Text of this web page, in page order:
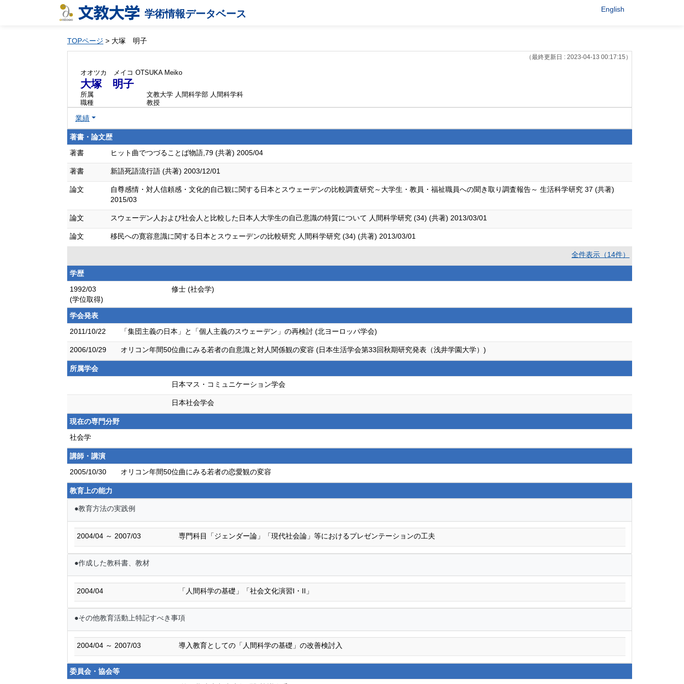
学術情報データベース English
TOPページ > 大塚 明子
（最終更新日 : 2023-04-13 00:17:15）
オオツカ メイコ OTSUKA Meiko
大塚 明子
所属
文教大学 人間科学部 人間科学科
職種
教授
業績
著書・論文歴
著書
ヒット曲でつづることば物語,79 (共著) 2005/04
著書 新語死語流行語 (共著) 2003/12/01
論文
自尊感情・対人信頼感・文化的自己観に関する日本とスウェーデンの比較調査研究～大学生・教員・福祉職員への聞き取り調査報告～ 生活科学研究 37 (共著)
2015/03
論文 スウェーデン人および社会人と比較した日本人大学生の自己意識の特質について 人間科学研究 (34) (共著) 2013/03/01
論文 移民への寛容意識に関する日本とスウェーデンの比較研究 人間科学研究 (34) (共著) 2013/03/01
全件表示（14件）
学歴
1992/03
(学位取得)
修士 (社会学)
学会発表
2011/10/22
「集団主義の日本」と「個人主義のスウェーデン」の再検討 (北ヨーロッパ学会)
2006/10/29 オリコン年間50位曲にみる若者の自意識と対人関係観の変容 (日本生活学会第33回秋期研究発表（浅井学園大学）)
所属学会
日本マス・コミュニケーション学会
日本社会学会
現在の専門分野
社会学
講師・講演
2005/10/30
オリコン年間50位曲にみる若者の恋愛観の変容
教育上の能力
●教育方法の実践例
2004/04 ～ 2007/03 専門科目「ジェンダー論」「現代社会論」等におけるプレゼンテーションの工夫
●作成した教科書、教材
2004/04 「人間科学の基礎」「社会文化演習I・II」
●その他教育活動上特記すべき事項
2004/04 ～ 2007/03 導入教育としての「人間科学の基礎」の改善検討入
委員会・協会等